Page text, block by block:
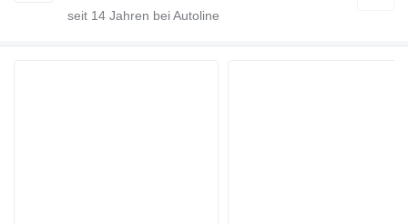
seit 14 Jahren bei Autoline